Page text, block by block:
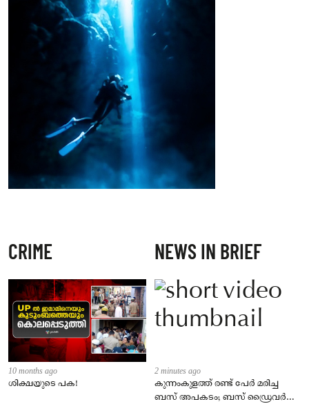
CRIME
10 months ago
ശിക്ഷയുടെ പക!
NEWS IN BRIEF
2 minutes ago
കുന്നംകുളത്ത് രണ്ട് പേർ മരിച്ച
ബസ് അപകടം; ബസ് ഡ്രൈവർ